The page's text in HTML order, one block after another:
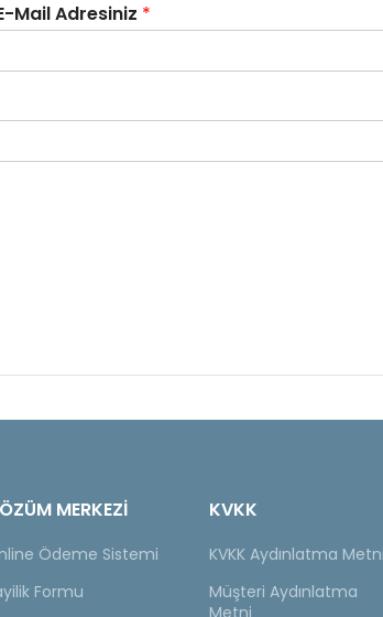
Mail Adresiniz *
MERKEZİ
Ödeme Sistemi
Formu
KVKK
KVKK Aydınlatma Metni
Müşteri Aydınlatma
Metni